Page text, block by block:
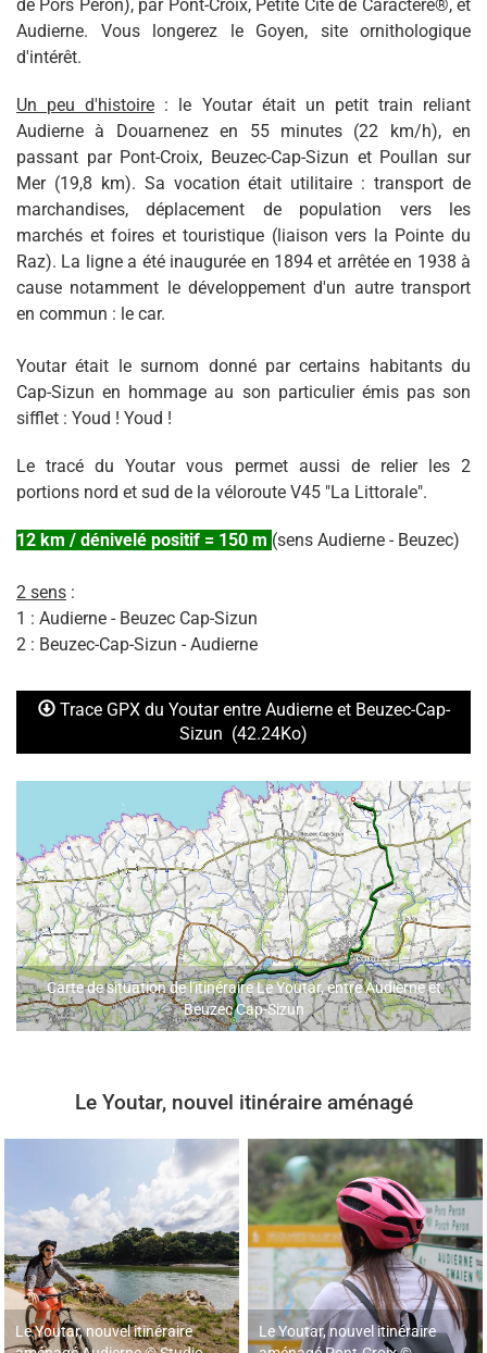
de Pors Péron), par Pont-Croix, Petite Cité de Caractère®, et
Audierne. Vous longerez le Goyen, site ornithologique
d'intérêt.
Un peu d'histoire : le Youtar était un petit train reliant
Audierne à Douarnenez en 55 minutes (22 km/h), en
passant par Pont-Croix, Beuzec-Cap-Sizun et Poullan sur
Mer (19,8 km). Sa vocation était utilitaire : transport de
marchandises, déplacement de population vers les
marchés et foires et touristique (liaison vers la Pointe du
Raz). La ligne a été inaugurée en 1894 et arrêtée en 1938 à
cause notamment le développement d'un autre transport
en commun : le car.
Youtar était le surnom donné par certains habitants du
Cap-Sizun en hommage au son particulier émis pas son
sifflet : Youd ! Youd !
Le tracé du Youtar vous permet aussi de relier les 2
portions nord et sud de la véloroute V45 "La Littorale".
12 km / dénivelé positif = 150 m (sens Audierne - Beuzec)
2 sens :
1 : Audierne - Beuzec Cap-Sizun
2 : Beuzec-Cap-Sizun - Audierne
Trace GPX du Youtar entre Audierne et Beuzec-Cap-
Sizun (42.24Ko)
Carte de situation de l'itinéraire Le Youtar, entre Audierne et
Beuzec Cap-Sizun
Le Youtar, nouvel itinéraire aménagé
Le Youtar, nouvel itinéraire
Le Youtar, nouvel itinéraire